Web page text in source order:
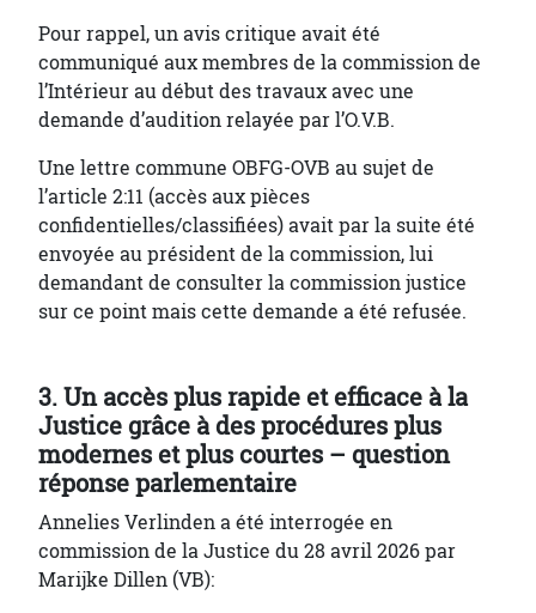
Pour rappel, un avis critique avait été
communiqué aux membres de la commission de
l’Intérieur au début des travaux avec une
demande d’audition relayée par l’O.V.B.
Une lettre commune OBFG-OVB au sujet de
l’article 2:11 (accès aux pièces
confidentielles/classifiées) avait par la suite été
envoyée au président de la commission, lui
demandant de consulter la commission justice
sur ce point mais cette demande a été refusée.
3. Un accès plus rapide et efficace à la
Justice grâce à des procédures plus
modernes et plus courtes – question
réponse parlementaire
Annelies Verlinden a été interrogée en
commission de la Justice du 28 avril 2026 par
Marijke Dillen (VB):